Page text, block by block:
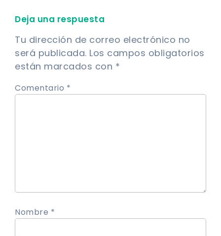
Deja una respuesta
Tu dirección de correo electrónico no
será publicada. Los campos obligatorios
están marcados con *
Comentario *
Nombre *